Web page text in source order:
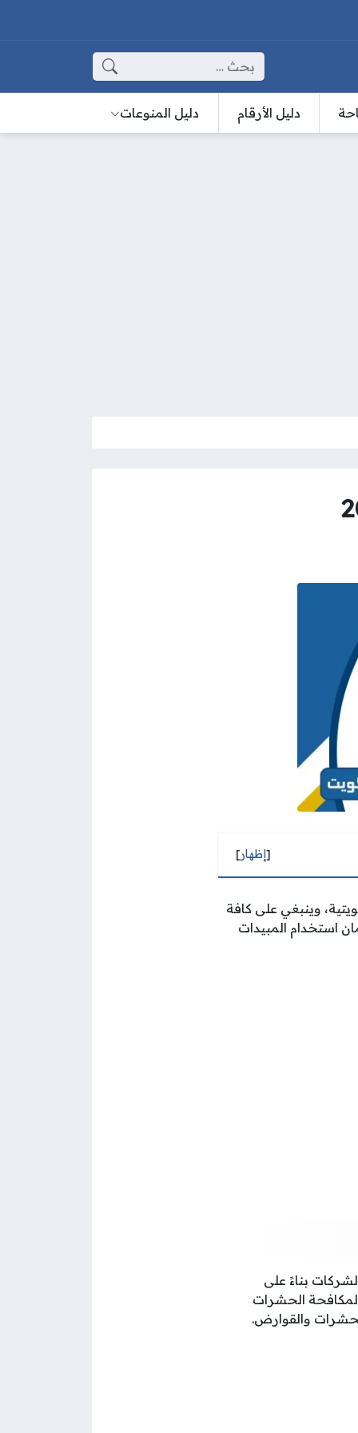
البحث عن:
دليل الأرقام دليل المنوعات
[إظهار]
وينبغي على كافة
استخدام المبيدات
بناءً على
لمكافحة الحشرات
والقوارض.